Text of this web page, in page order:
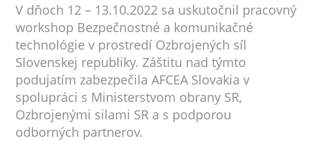
V dňoch 12 – 13.10.2022 sa uskutočnil pracovný
workshop Bezpečnostné a komunikačné
technológie v prostredí Ozbrojených síl
Slovenskej republiky. Záštitu nad týmto
podujatím zabezpečila AFCEA Slovakia v
spolupráci s Ministerstvom obrany SR,
Ozbrojenými silami SR a s podporou
odborných partnerov.